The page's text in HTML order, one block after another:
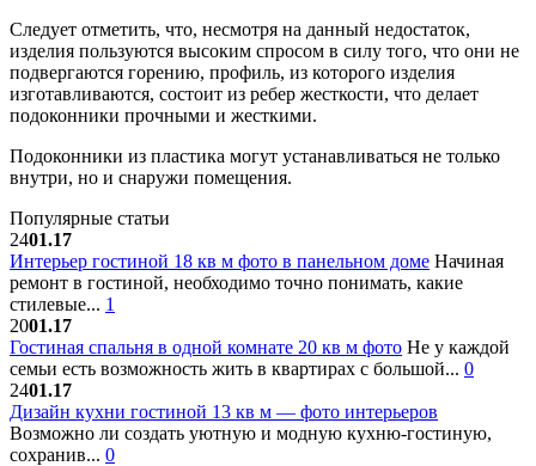
Следует отметить, что, несмотря на данный недостаток,
изделия пользуются высоким спросом в силу того, что они не
подвергаются горению, профиль, из которого изделия
изготавливаются, состоит из ребер жесткости, что делает
подоконники прочными и жесткими.
Подоконники из пластика могут устанавливаться не только
внутри, но и снаружи помещения.
Популярные статьи
2401.17
Интерьер гостиной 18 кв м фото в панельном доме Начиная
ремонт в гостиной, необходимо точно понимать, какие
стилевые... 1
2001.17
Гостиная спальня в одной комнате 20 кв м фото Не у каждой
семьи есть возможность жить в квартирах с большой... 0
2401.17
Дизайн кухни гостиной 13 кв м — фото интерьеров
Возможно ли создать уютную и модную кухню-гостиную,
сохранив... 0